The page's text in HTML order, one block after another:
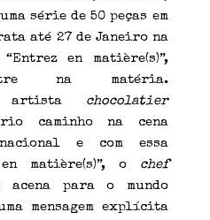
série de 50 peças em
até 27 de Janeiro na
en matière(s)”,
na matéria.
artista chocolatier
caminho na cena
e com essa
matière(s)”, o chef
para o mundo
mensagem explícita